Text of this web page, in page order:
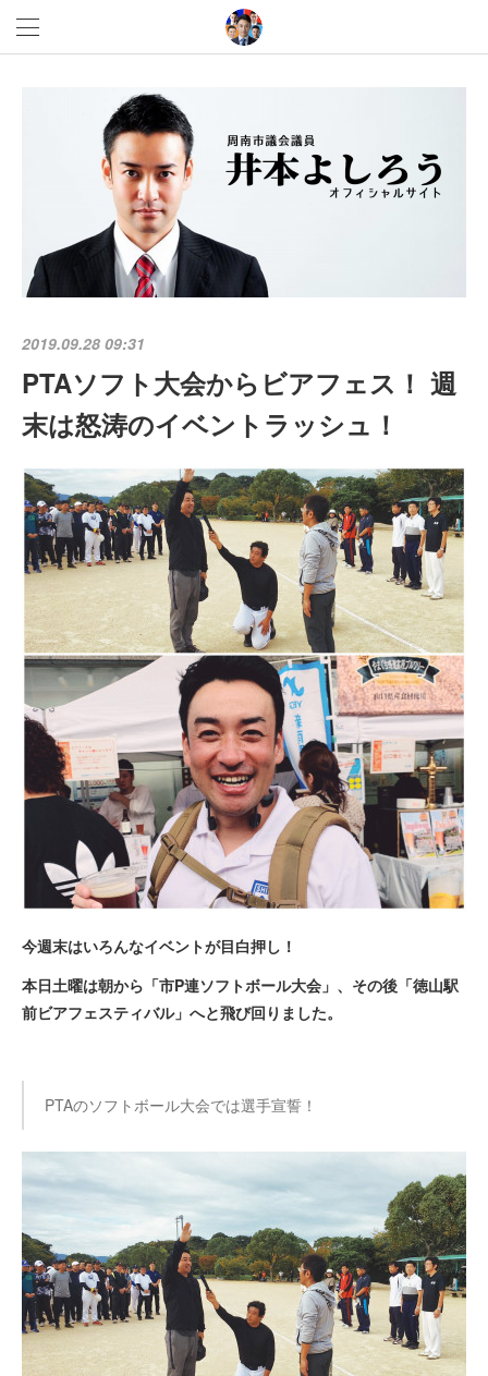
2019.09.28 09:31
PTAソフト大会からビアフェス！ 週
末は怒涛のイベントラッシュ！
今週末はいろんなイベントが目白押し！
本日土曜は朝から「市P連ソフトボール大会」、その後「徳山駅
前ビアフェスティバル」へと飛び回りました。
PTAのソフトボール大会では選手宣誓！